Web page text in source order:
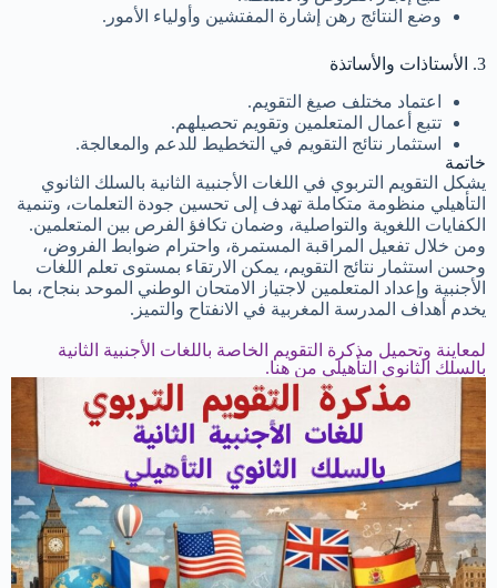
وضع النتائج رهن إشارة المفتشين وأولياء الأمور.
3. الأستاذات والأساتذة
اعتماد مختلف صيغ التقويم.
تتبع أعمال المتعلمين وتقويم تحصيلهم.
استثمار نتائج التقويم في التخطيط للدعم والمعالجة.
خاتمة
يشكل التقويم التربوي في اللغات الأجنبية الثانية بالسلك الثانوي
التأهيلي منظومة متكاملة تهدف إلى تحسين جودة التعلمات، وتنمية
الكفايات اللغوية والتواصلية، وضمان تكافؤ الفرص بين المتعلمين.
ومن خلال تفعيل المراقبة المستمرة، واحترام ضوابط الفروض،
وحسن استثمار نتائج التقويم، يمكن الارتقاء بمستوى تعلم اللغات
الأجنبية وإعداد المتعلمين لاجتياز الامتحان الوطني الموحد بنجاح، بما
يخدم أهداف المدرسة المغربية في الانفتاح والتميز.
لمعاينة وتحميل مذكرة التقويم الخاصة باللغات الأجنبية الثانية
بالسلك الثانوي التأهيلي من هنا.